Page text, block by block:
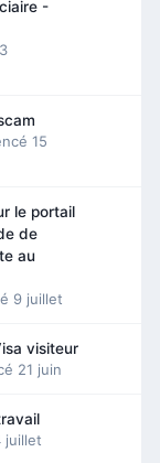
-
15
le portail
de
au
9 juillet
visiteur
21 juin
juillet